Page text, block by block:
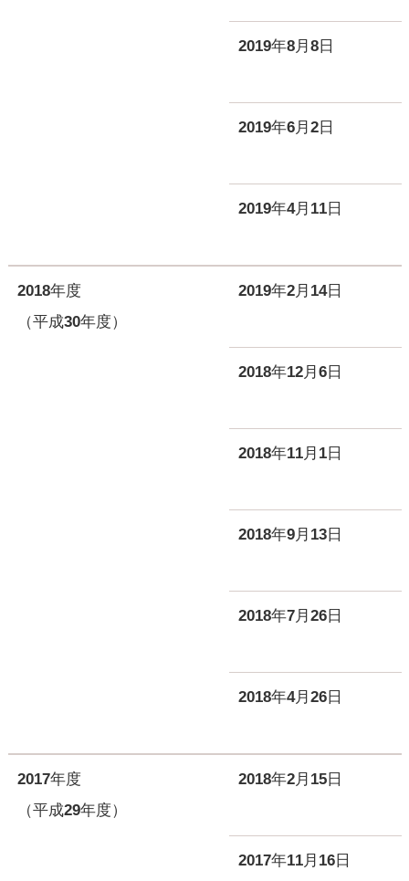
2019年8月8日
2019年6月2日
2019年4月11日
2018年度
（平成30年度）
2019年2月14日
2018年12月6日
2018年11月1日
2018年9月13日
2018年7月26日
2018年4月26日
2017年度
（平成29年度）
2018年2月15日
2017年11月16日